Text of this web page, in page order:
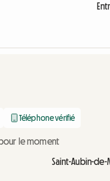
Téléphone vérifié
le moment
Saint-Aubin-de-